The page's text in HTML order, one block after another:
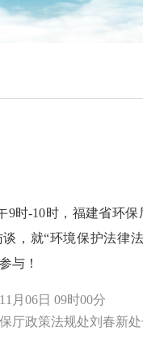
9时-10时，福建省环
，就“环境保护法律
与！
月06日 09时00分
政策法规处刘春新处